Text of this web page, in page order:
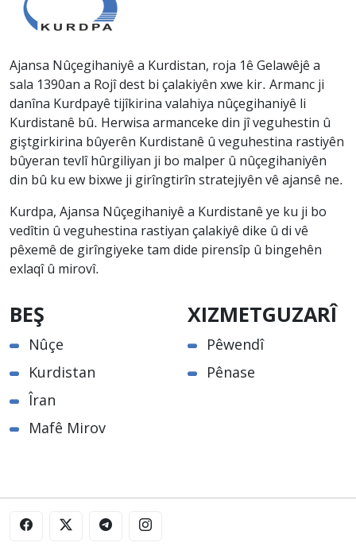
Ajansa Nûçegihaniyê a Kurdistan, roja 1ê Gelawêjê a
sala 1390an a Rojî dest bi çalakiyên xwe kir. Armanc ji
danîna Kurdpayê tijîkirina valahiya nûçegihaniyê li
Kurdistanê bû. Herwisa armanceke din jî veguhestin û
giştgirkirina bûyerên Kurdistanê û veguhestina rastiyên
bûyeran tevlî hûrgiliyan ji bo malper û nûçegihaniyên
din bû ku ew bixwe ji girîngtirîn stratejiyên vê ajansê ne.
Kurdpa, Ajansa Nûçegihaniyê a Kurdistanê ye ku ji bo
vedîtin û veguhestina rastiyan çalakiyê dike û di vê
pêxemê de girîngiyeke tam dide pirensîp û bingehên
exlaqî û mirovî.
BEŞ
Nûçe
Kurdistan
Îran
Mafê Mirov
XIZMETGUZARÎ
Pêwendî
Pênase